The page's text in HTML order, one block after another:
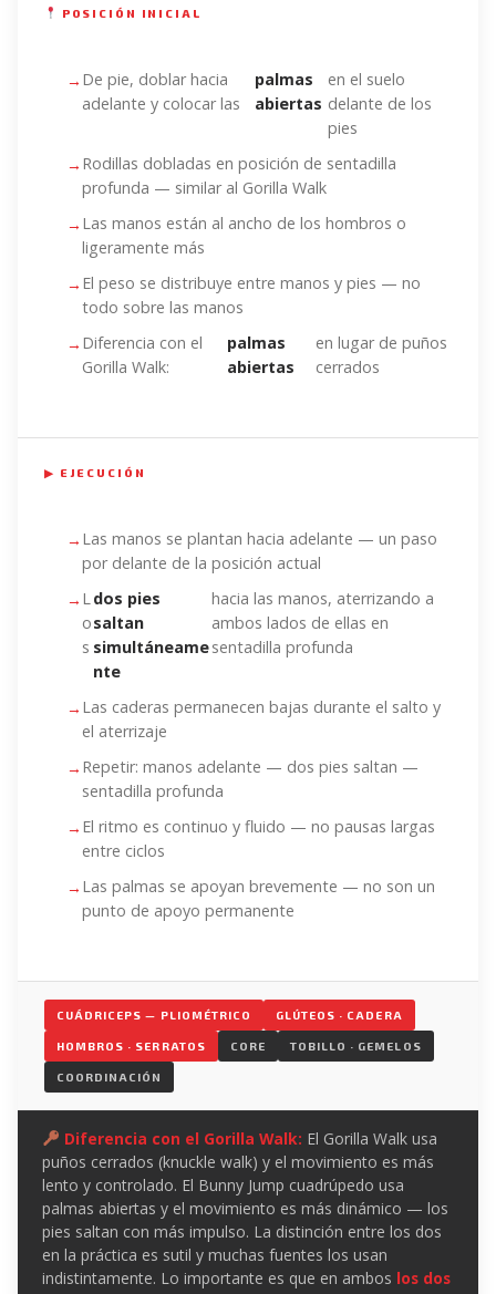
POSICIÓN INICIAL
De pie, doblar hacia
adelante y colocar las
palmas
abiertas
en el suelo
delante de los
pies
Rodillas dobladas en posición de sentadilla
profunda — similar al Gorilla Walk
Las manos están al ancho de los hombros o
ligeramente más
El peso se distribuye entre manos y pies — no
todo sobre las manos
Diferencia con el
Gorilla Walk:
palmas
abiertas
en lugar de puños
cerrados
▶ EJECUCIÓN
Las manos se plantan hacia adelante — un paso
por delante de la posición actual
L
o
s
dos pies
saltan
simultáneame
nte
hacia las manos, aterrizando a
ambos lados de ellas en
sentadilla profunda
Las caderas permanecen bajas durante el salto y
el aterrizaje
Repetir: manos adelante — dos pies saltan —
sentadilla profunda
El ritmo es continuo y fluido — no pausas largas
entre ciclos
Las palmas se apoyan brevemente — no son un
punto de apoyo permanente
CUÁDRICEPS — PLIOMÉTRICO GLÚTEOS · CADERA
HOMBROS · SERRATOS CORE TOBILLO · GEMELOS
COORDINACIÓN
Diferencia con el Gorilla Walk: El Gorilla Walk usa
puños cerrados (knuckle walk) y el movimiento es más
lento y controlado. El Bunny Jump cuadrúpedo usa
palmas abiertas y el movimiento es más dinámico — los
pies saltan con más impulso. La distinción entre los dos
en la práctica es sutil y muchas fuentes los usan
indistintamente. Lo importante es que en ambos los dos